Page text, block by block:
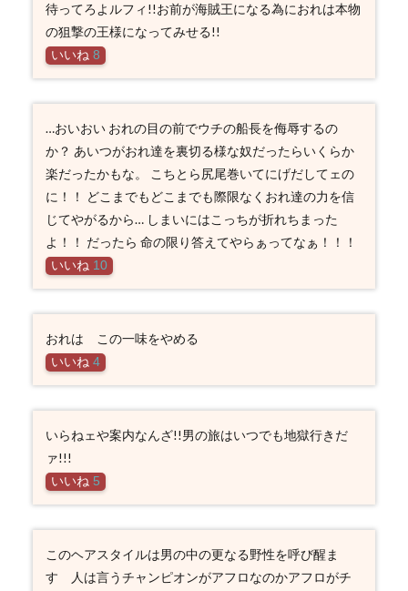
待ってろよルフィ!!お前が海賊王になる為におれは本物
の狙撃の王様になってみせる!!
いいね 8
…おいおい おれの目の前でウチの船長を侮辱するの
か？ あいつがおれ達を裏切る様な奴だったらいくらか
楽だったかもな。 こちとら尻尾巻いてにげだしてェの
に！！ どこまでもどこまでも際限なくおれ達の力を信
じてやがるから… しまいにはこっちが折れちまった
よ！！ だったら 命の限り答えてやらぁってなぁ！！！
いいね 10
おれは この一味をやめる
いいね 4
いらねェや案内なんざ!!男の旅はいつでも地獄行きだ
ァ!!!
いいね 5
このヘアスタイルは男の中の更なる野性を呼び醒ま
す 人は言うチャンピオンがアフロなのかアフロがチ